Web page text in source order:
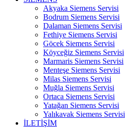
Akyaka Siemens Servisi
Bodrum Siemens Servisi
Dalaman Siemens Servisi
Fethiye Siemens Servisi
Göcek Siemens Servisi
Köyceğiz Siemens Servisi
Marmaris Siemens Servisi
Menteşe Siemens Servisi
Milas Siemens Servisi
Muğla Siemens Servisi
Ortaca Siemens Servisi
Yatağan Siemens Servisi
Yalıkavak Siemens Servisi
İLETİŞİM